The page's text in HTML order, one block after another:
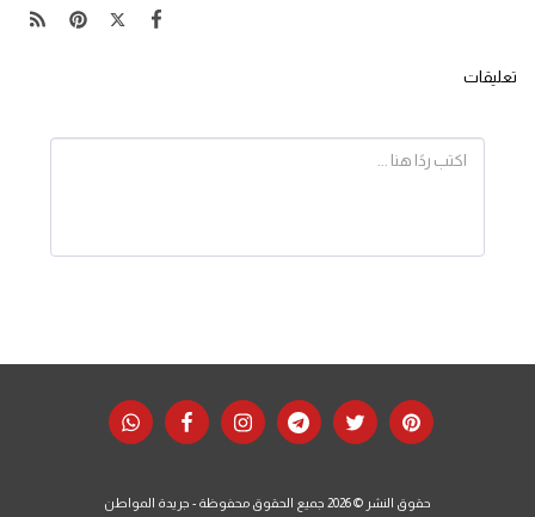
تعليقات
حقوق النشر © 2026 جميع الحقوق محفوظة - جريدة المواطن